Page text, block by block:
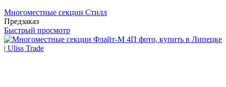
Многоместные секции Стилл
Предзаказ
Быстрый просмотр